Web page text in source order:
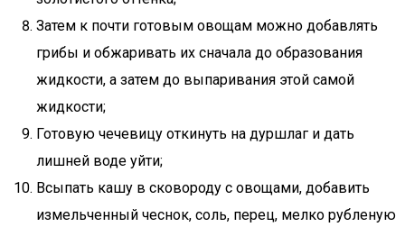
Затем к почти готовым овощам можно добавлять
грибы и обжаривать их сначала до образования
жидкости, а затем до выпаривания этой самой
жидкости;
Готовую чечевицу откинуть на дуршлаг и дать
лишней воде уйти;
Всыпать кашу в сковороду с овощами, добавить
измельченный чеснок, соль, перец, мелко рубленую